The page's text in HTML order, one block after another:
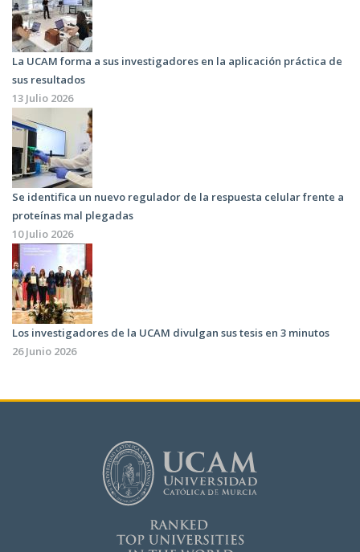
La UCAM forma a sus investigadores en la aplicación práctica de
sus resultados
13 Julio 2026
Se identifica un nuevo regulador de la respuesta celular frente a
proteínas mal plegadas
10 Julio 2026
Los investigadores de la UCAM divulgan sus tesis en 3 minutos
26 Junio 2026